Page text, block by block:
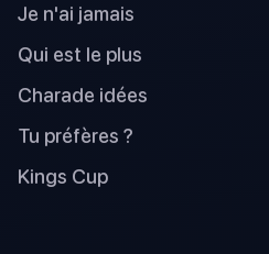
Je n'ai jamais
Qui est le plus
Charade idées
Tu préfères ?
Kings Cup